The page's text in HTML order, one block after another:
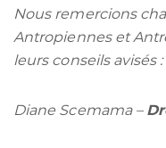
Nous remercions
Antropiennes et
leurs conseils avisés :
Diane Scemama –